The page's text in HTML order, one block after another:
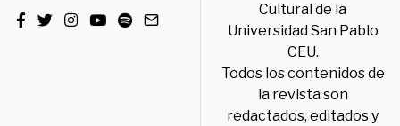
Cultural de la
Universidad San Pablo
CEU.
Todos los contenidos de
la revista son
redactados, editados y